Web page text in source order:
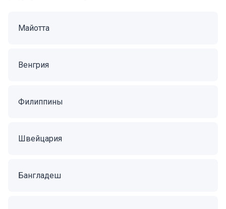
Майотта
Венгрия
Филиппины
Швейцария
Бангладеш